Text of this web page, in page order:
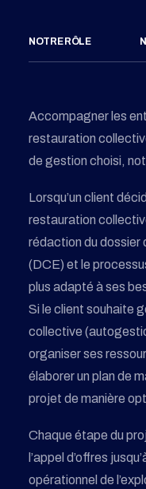
NOTRE RÔLE
Accompagner les
restauration
de gestion choisi,
Lorsqu’un client
restauration
rédaction du dossier
(DCE) et le
plus adapté à ses
Si le client souhaite
collective
organiser ses
élaborer un plan de
projet de manière
Chaque étape du
l’appel d’offres
opérationnel de